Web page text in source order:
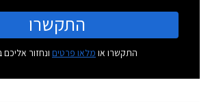
התקשרו
התקשרו או מלאו פרטים ונחזור